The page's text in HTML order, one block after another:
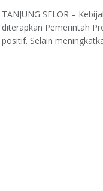
TANJUNG SELOR –
diterapkan Pemerintah
positif. Selain